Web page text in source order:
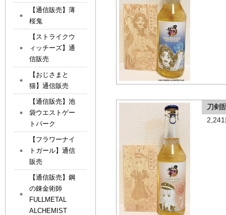
刀剣
【通信販売】薄
桜鬼
【ストライクウ
ィッチーズ】通
信販売
【おじさまと
猫】通信販売
【通信販売】池
袋ウエストゲー
トパーク
【フラワーナイ
トガール】通信
販売
【通信販売】鋼
の錬金術師
FULLMETAL
ALCHEMIST